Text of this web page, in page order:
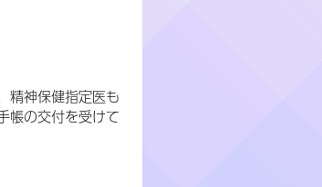
精神保健指定医も
帳の交付を受けて